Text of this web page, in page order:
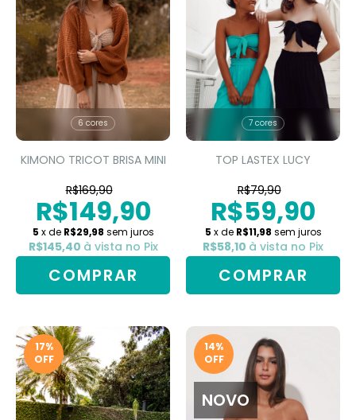
6 cores
KIMONO TRICOT BRISA MINI
R$169,90
R$149,90
5 x de R$29,98 sem juros
R$145,40 à vista no Pix
COMPRAR
7 cores
TOP LASTEX LUCY
R$79,90
R$59,90
5 x de R$11,98 sem juros
R$58,10 à vista no Pix
COMPRAR
17%
OFF
14%
OFF
NOVO